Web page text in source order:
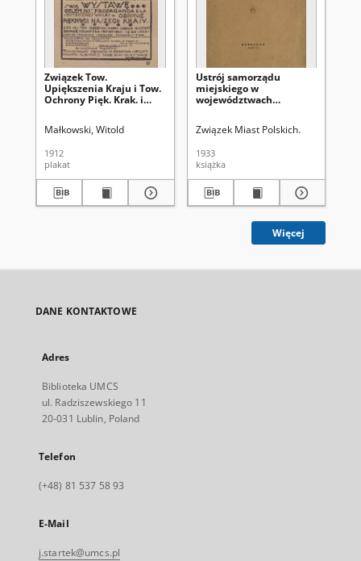
Związek Tow.
Upiększenia Kraju i Tow.
Ochrony Pięk. Krak. i
Małkowski, Witold
1912
plakat
Ustrój samorządu
miejskiego w
województwach
Związek Miast Polskich.
1933
książka
Więcej
DANE KONTAKTOWE
Adres
Biblioteka UMCS
ul. Radziszewskiego 11
20-031 Lublin, Poland
Telefon
(+48) 81 537 58 93
E-Mail
j.startek@umcs.pl